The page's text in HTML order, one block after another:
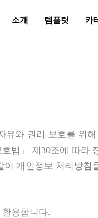
소개 템플릿 카
유와 권리 보호를
법」 제30조에 따
개인정보 처리방침
용합니다.